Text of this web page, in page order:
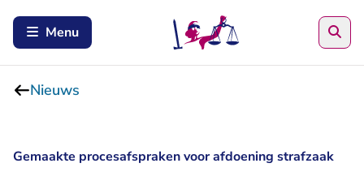
Menu
Nieuws
Gemaakte procesafspraken voor afdoening strafzaak